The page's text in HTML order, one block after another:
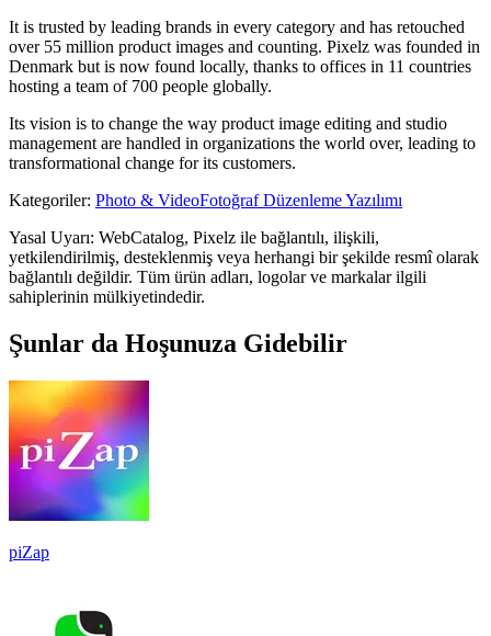
It is trusted by leading brands in every category and has retouched
over 55 million product images and counting. Pixelz was founded in
Denmark but is now found locally, thanks to offices in 11 countries
hosting a team of 700 people globally.
Its vision is to change the way product image editing and studio
management are handled in organizations the world over, leading to
transformational change for its customers.
Kategoriler: Photo & VideoFotoğraf Düzenleme Yazılımı
Yasal Uyarı: WebCatalog, Pixelz ile bağlantılı, ilişkili,
yetkilendirilmiş, desteklenmiş veya herhangi bir şekilde resmî olarak
bağlantılı değildir. Tüm ürün adları, logolar ve markalar ilgili
sahiplerinin mülkiyetindedir.
Şunlar da Hoşunuza Gidebilir
piZap